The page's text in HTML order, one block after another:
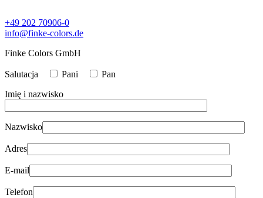
+49 202 70906-0
info@finke-colors.de
Finke Colors GmbH
Salutacja Pani
Pan
Imię i nazwisko
Nazwisko
Adres
E-mail
Telefon